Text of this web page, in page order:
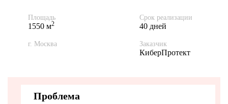
Площадь
1550 м2
Срок реализации
40 дней
г. Москва Заказчик
КиберПротект
Проблема